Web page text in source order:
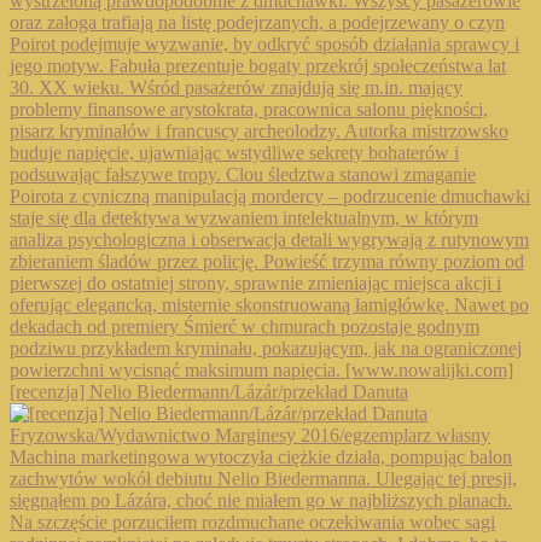
[recenzja] Nelio Biedermann/Lázár/przekład Danuta